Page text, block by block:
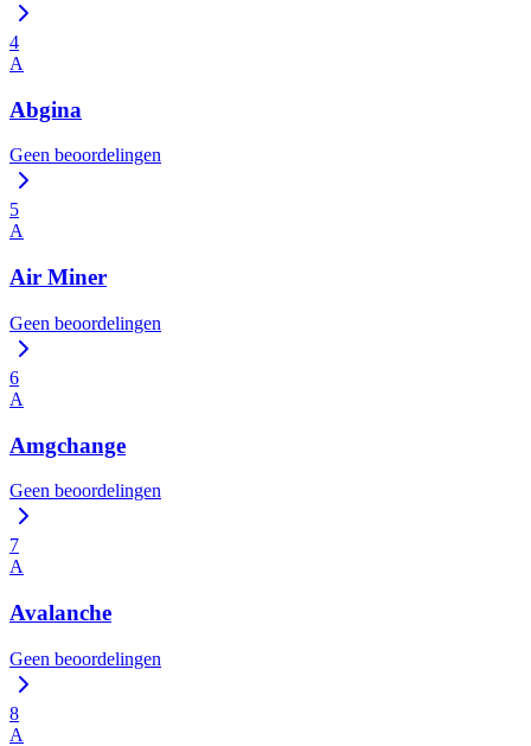
4
A
Abgina
Geen beoordelingen
5
A
Air Miner
Geen beoordelingen
6
A
Amgchange
Geen beoordelingen
7
A
Avalanche
Geen beoordelingen
8
A